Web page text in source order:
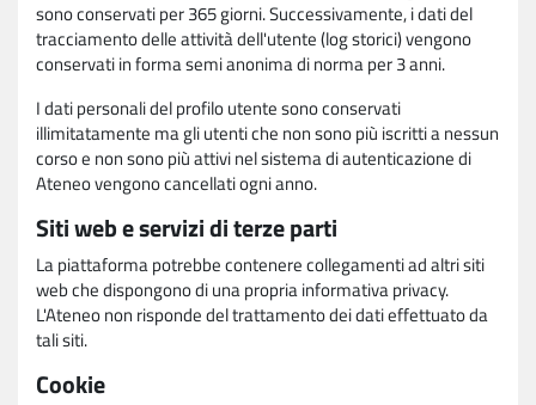
sono conservati per 365 giorni. Successivamente, i dati del
tracciamento delle attività dell'utente (log storici) vengono
conservati in forma semi anonima di norma per 3 anni.
I dati personali del profilo utente sono conservati
illimitatamente ma gli utenti che non sono più iscritti a nessun
corso e non sono più attivi nel sistema di autenticazione di
Ateneo vengono cancellati ogni anno.
Siti web e servizi di terze parti
La piattaforma potrebbe contenere collegamenti ad altri siti
web che dispongono di una propria informativa privacy.
L'Ateneo non risponde del trattamento dei dati effettuato da
tali siti.
Cookie